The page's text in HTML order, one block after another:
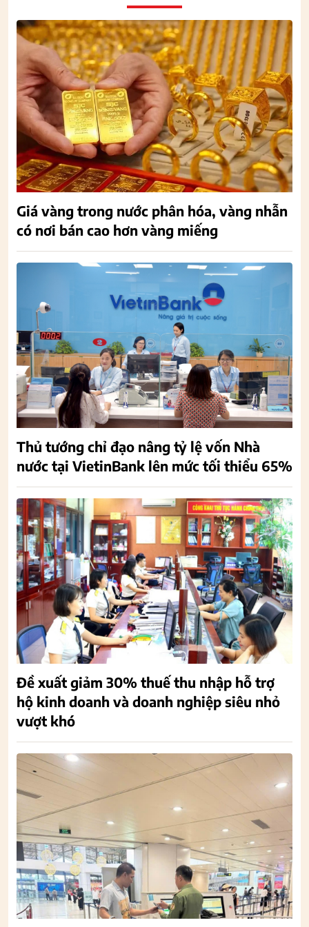
Giá vàng trong nước phân hóa, vàng nhẫn
có nơi bán cao hơn vàng miếng
Thủ tướng chỉ đạo nâng tỷ lệ vốn Nhà
nước tại VietinBank lên mức tối thiểu 65%
Đề xuất giảm 30% thuế thu nhập hỗ trợ
hộ kinh doanh và doanh nghiệp siêu nhỏ
vượt khó